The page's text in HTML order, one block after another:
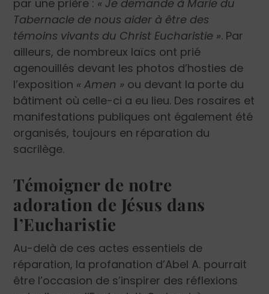
par une prière : « Je demande à Marie du
Tabernacle de nous aider à être des
témoins vivants du Christ Eucharistie ». Par
ailleurs, de nombreux laïcs ont prié
agenouillés devant les photos d’hosties de
l’exposition « Amen » ou devant la porte du
bâtiment où celle-ci a eu lieu. Des rosaires et
manifestations publiques ont également été
organisés, toujours en réparation du
sacrilège.
Témoigner de notre
adoration de Jésus dans
l’Eucharistie
Au-delà de ces actes essentiels de
réparation, la profanation d’Abel A. pourrait
être l’occasion de s’inspirer des réflexions